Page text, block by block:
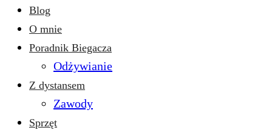
Blog
O mnie
Poradnik Biegacza
Odżywianie
Z dystansem
Zawody
Sprzęt